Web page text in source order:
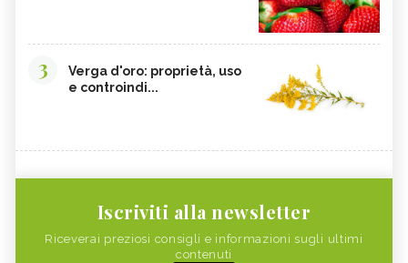
3
Verga d'oro: proprietà, uso
e controindi...
Iscriviti alla newsletter
Riceverai preziosi consigli e informazioni sugli ultimi
contenuti